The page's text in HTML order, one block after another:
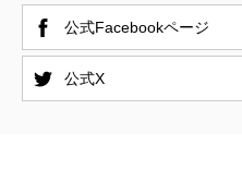
公式Facebookページ
公式X